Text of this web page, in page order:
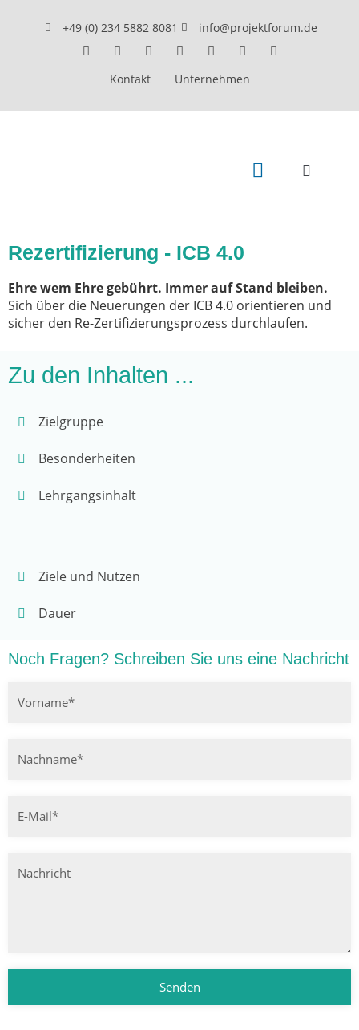
+49 (0) 234 5882 8081 info@projektforum.de
Kontakt Unternehmen
Rezertifizierung - ICB 4.0
Ehre wem Ehre gebührt. Immer auf Stand bleiben.
Sich über die Neuerungen der ICB 4.0 orientieren und
sicher den Re-Zertifizierungsprozess durchlaufen.
Zu den Inhalten ...
Zielgruppe
Besonderheiten
Lehrgangsinhalt
Ziele und Nutzen
Dauer
Noch Fragen? Schreiben Sie uns eine Nachricht
Senden